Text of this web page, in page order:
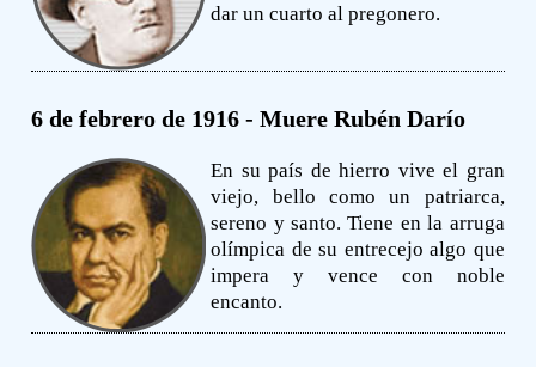
dar un cuarto al pregonero.
6 de febrero de 1916 - Muere Rubén Darío
En su país de hierro vive el gran
viejo, bello como un patriarca,
sereno y santo. Tiene en la arruga
olímpica de su entrecejo algo que
impera y vence con noble
encanto.